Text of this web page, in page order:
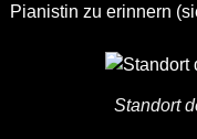
Pianistin zu erinnern
Standort